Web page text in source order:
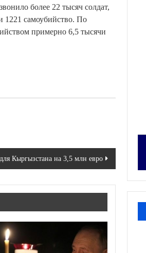
более 22 тысяч солдат,
1221 самоубийство. По
примерно 6,5 тысячи
Кыргызстана на 3,5 млн евро